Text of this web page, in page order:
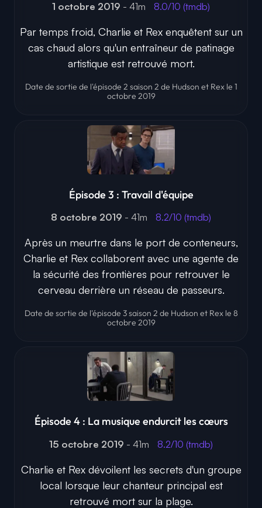
1 octobre 2019 - 41m 8.0/10 (tmdb)
Par temps froid, Charlie et Rex enquêtent sur un
cas chaud alors qu'un entraîneur de patinage
artistique est retrouvé mort.
Date de sortie de l'épisode 2 saison 2 de Hudson et Rex le 1
octobre 2019
Épisode 3 : Travail d'équipe
8 octobre 2019 - 41m 8.2/10 (tmdb)
Après un meurtre dans le port de conteneurs,
Charlie et Rex collaborent avec une agente de
la sécurité des frontières pour retrouver le
cerveau derrière un réseau de passeurs.
Date de sortie de l'épisode 3 saison 2 de Hudson et Rex le 8
octobre 2019
Épisode 4 : La musique endurcit les cœurs
15 octobre 2019 - 41m 8.2/10 (tmdb)
Charlie et Rex dévoilent les secrets d'un groupe
local lorsque leur chanteur principal est
retrouvé mort sur la plage.